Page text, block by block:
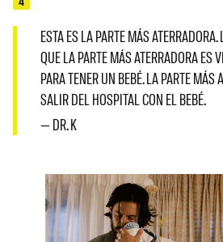
ESTA ES LA PARTE MÁS
QUE LA PARTE MÁS ATERRADORA ES
PARA TENER UN BEBÉ. LA PARTE MÁS
SALIR DEL HOSPITAL CON EL BEBÉ.
— DR. K